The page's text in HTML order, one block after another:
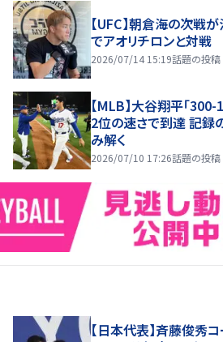
【UFC】朝倉海の次戦
でアオリチロンと対戦
2026/07/14 15:19話題の投稿
【MLB】大谷翔平「300-
2位の速さで到達 記録
み解く
2026/07/10 17:26話題の投稿
【日本代表】斉藤俊秀